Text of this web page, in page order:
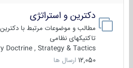
دکترین و استراتژی
مطالب و موضوعات مرتبط با دکترین ،
تاکتیکهای نظامی
Doctrine , Strategy & Tactics
12,050 ارسال ها